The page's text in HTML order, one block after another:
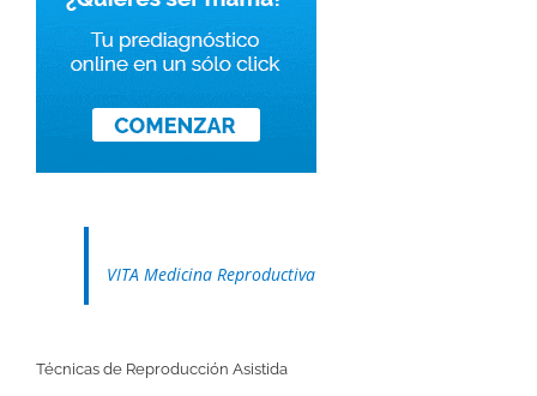
VITA Medicina Reproductiva
Técnicas de Reproducción Asistida